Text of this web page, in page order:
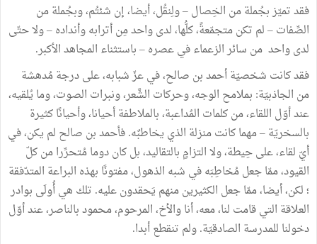
فقد تميّز بجُملة من الخِصال – ولِنقُل، أيضا، إن شئتُم، وبجُملة من
الصِّفات – لم تكن متجمّعةً، كلُّها، لدى واحد مِن أترابه وأنداده – ولا حتّى
لدى واحد من سائر الزعماء في عصره – باستثناء المجاهد الأكبر.
فقد كانت شخصيّة أحمد بن صالح، في عزّ شبابه، على درجة مُدهشة
من الجاذبيّة: بملامح الوجه، وحركات الشَّعر، ونبرات الصوت، وما يُلقيه،
عند أوّل اللقاء، من كلمات المُداعبة، بالملاطفة أحيانا، وأحيانًا كثيرة
بالسخريّة – مهما كانت منزلة الذي يخاطبٌه. فأحمد بن صالح لم يكن، في
أيّ لقاء، على حِيطة، ولا التزامٍ بالتقاليد، بل كان دوما مُتحرِّرا من كلّ
القيود، ممّا جعل مُخاطِبَه في شبه الذهول، مفتونًا بهذه البراعة المتدّفقة
؛ لكن، أيضا، ممّا جعل الكثيرين منهم يَحقدون عليه. تلك هي أُولَى بوادر
العلاقة التي قامت لنا، معه، أنا والأخ، المرحوم، محمود بالناصر، عند أوّل
دخولنا للمدرسة الصادقيّة. ولم تنقطع أبدا.